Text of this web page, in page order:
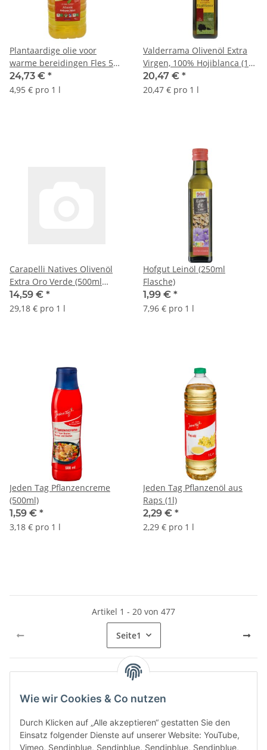
Plantaardige olie voor
warme bereidingen Fles 5
liter
24,73 € *
4,95 € pro 1 l
Valderrama Olivenöl Extra
Virgen, 100% Hojiblanca (1L
Flasche)
20,47 € *
20,47 € pro 1 l
Carapelli Natives Olivenöl
Extra Oro Verde (500ml
Flasche)
14,59 € *
29,18 € pro 1 l
Hofgut Leinöl (250ml
Flasche)
1,99 € *
7,96 € pro 1 l
Jeden Tag Pflanzencreme
(500ml)
1,59 € *
3,18 € pro 1 l
Jeden Tag Pflanzenöl aus
Raps (1l)
2,29 € *
2,29 € pro 1 l
Artikel 1 - 20 von 477
Seite1
Kategorien
Wie wir Cookies & Co nutzen
Durch Klicken auf „Alle akzeptieren“ gestatten Sie den
Einsatz folgender Dienste auf unserer Website: YouTube,
Vimeo, Sendinblue, Sendinblue, Sendinblue, Sendinblue,